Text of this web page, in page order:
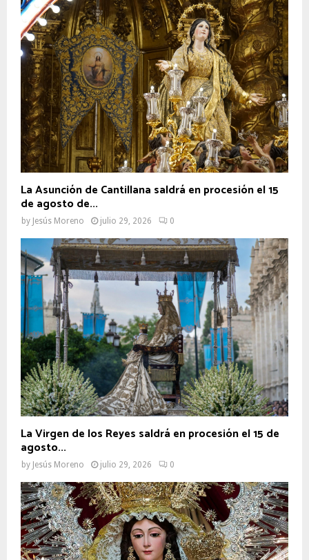
La Asunción de Cantillana saldrá en procesión el 15
de agosto de...
by Jesús Moreno julio 29, 2026 0
La Virgen de los Reyes saldrá en procesión el 15 de
agosto...
by Jesús Moreno julio 29, 2026 0